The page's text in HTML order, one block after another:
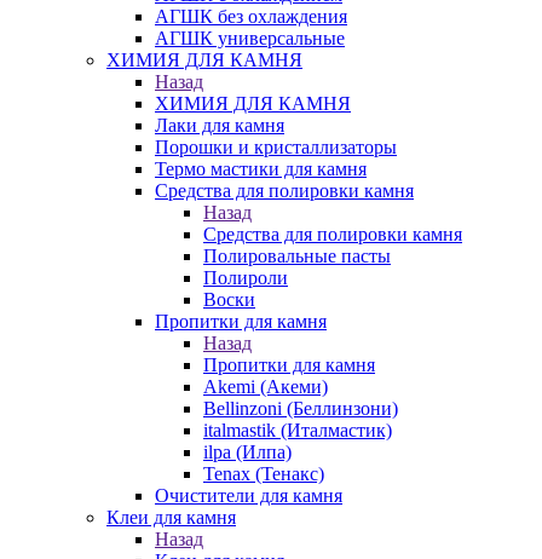
АГШК без охлаждения
АГШК универсальные
ХИМИЯ ДЛЯ КАМНЯ
Назад
ХИМИЯ ДЛЯ КАМНЯ
Лаки для камня
Порошки и кристаллизаторы
Термо мастики для камня
Средства для полировки камня
Назад
Средства для полировки камня
Полировальные пасты
Полироли
Воски
Пропитки для камня
Назад
Пропитки для камня
Akemi (Акеми)
Bellinzoni (Беллинзони)
italmastik (Италмастик)
ilpa (Илпа)
Tenax (Тенакс)
Очистители для камня
Клеи для камня
Назад